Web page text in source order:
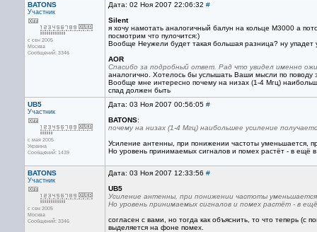
BATONS
Участник
с сен 2005
Москва
Сообщений: 3346
Дата: 02 Ноя 2007 22:06:32 #
Silent
я хочу намотать аналогичный балун на кольце М3000 а
посмотрим что пулочится:)
Вообще Неужели будет такая большая разница? ну
AOR
Спасибо за подробный ответ. Рад что увидел именно
аналогично. Хотелось бы услышать Ваши мысли по поводу
Вообще мне интересно почему на низах (1-4 Мгц)
спад должен быть
UB5
Участник
с мая 2005
Украина
Сообщений: 1439
Дата: 03 Ноя 2007 00:56:05 #
BATONS:
почему на низах (1-4 Мгц) наибольшее усиление
Усиление антенны, при понижении частоты уменьшается,
Но уровень принимаемых сигналов и помех растёт - в ещё
BATONS
Участник
с сен 2005
Москва
Сообщений: 3346
Дата: 03 Ноя 2007 12:33:56 #
UB5
Усиление антенны, при понижении частоты
Но уровень принимаемых сигналов и помех растёт - в
согласен с вами, но тогда как объяснить, то что теперь (с
выделяется на фоне помех.